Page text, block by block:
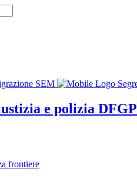
e polizia DFGP
frontiere